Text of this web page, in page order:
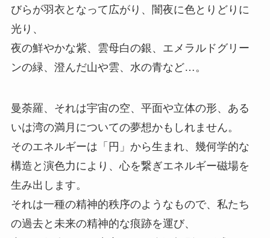
びらが羽衣となって広がり、闇夜に色とりどりに
光り、
夜の鮮やかな紫、雲母白の銀、エメラルドグリー
ンの緑、澄んだ山や雲、水の青など…。
曼荼羅、それは宇宙の空、平面や立体の形、ある
いは湾の満月についての夢想かもしれません。
そのエネルギーは「円」から生まれ、幾何学的な
構造と演色力により、心を繋ぎエネルギー磁場を
生み出します。
それは一種の精神的秩序のようなもので、私たち
の過去と未来の精神的な痕跡を運び、